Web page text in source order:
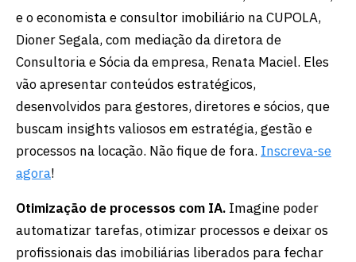
e o economista e consultor imobiliário na CUPOLA,
Dioner Segala, com mediação da diretora de
Consultoria e Sócia da empresa, Renata Maciel. Eles
vão apresentar conteúdos estratégicos,
desenvolvidos para gestores, diretores e sócios, que
buscam insights valiosos em estratégia, gestão e
processos na locação. Não fique de fora. Inscreva-se
agora!
Otimização de processos com IA. Imagine poder
automatizar tarefas, otimizar processos e deixar os
profissionais das imobiliárias liberados para fechar